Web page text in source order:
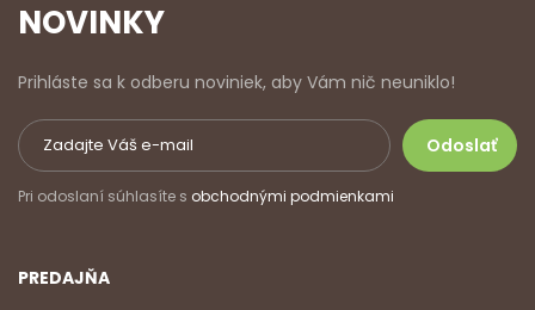
NOVINKY
Prihláste sa k odberu noviniek, aby Vám nič neuniklo!
Pri odoslaní súhlasíte s obchodnými podmienkami
PREDAJŇA